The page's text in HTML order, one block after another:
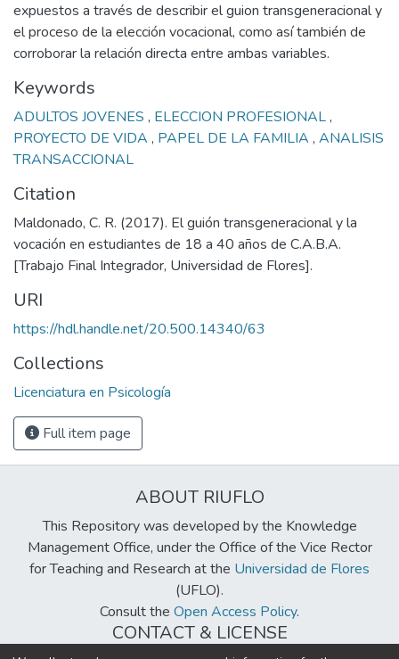
expuestos a través de describir el guion transgeneracional y
el proceso de la elección vocacional, como así también de
corroborar la relación directa entre ambas variables.
Keywords
ADULTOS JOVENES , ELECCION PROFESIONAL,
PROYECTO DE VIDA , PAPEL DE LA FAMILIA , ANALISIS
TRANSACCIONAL
Citation
Maldonado, C. R. (2017). El guión transgeneracional y la
vocación en estudiantes de 18 a 40 años de C.A.B.A.
[Trabajo Final Integrador, Universidad de Flores].
URI
https://hdl.handle.net/20.500.14340/63
Collections
Licenciatura en Psicología
Full item page
ABOUT RIUFLO
This Repository was developed by the Knowledge
Management Office, under the Office of the Vice Rector
for Teaching and Research at the Universidad de Flores
(UFLO).
Consult the Open Access Policy.
CONTACT & LICENSE